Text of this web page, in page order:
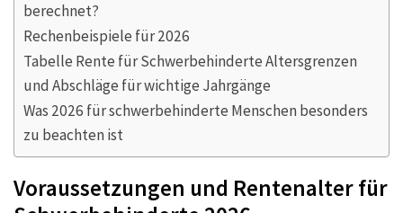
berechnet?
Rechenbeispiele für 2026
Tabelle Rente für Schwerbehinderte Altersgrenzen
und Abschläge für wichtige Jahrgänge
Was 2026 für schwerbehinderte Menschen besonders
zu beachten ist
Voraussetzungen und Rentenalter für